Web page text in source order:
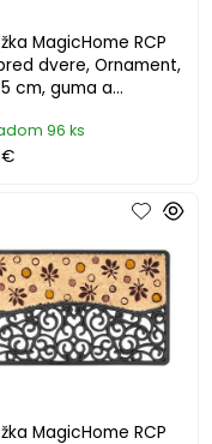
MagicHome RCP
dvere, Ornament,
cm, guma a
96 ks
€
MagicHome RCP